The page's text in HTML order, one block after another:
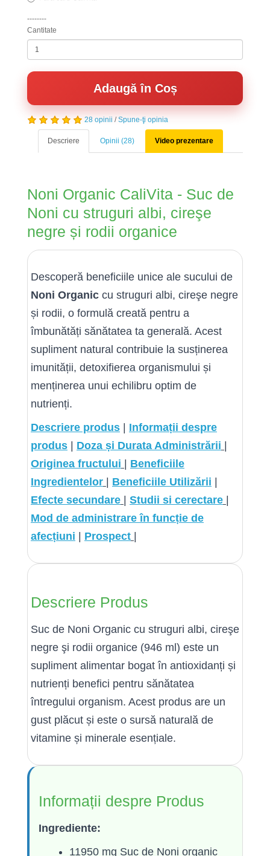
--------
Cantitate
Adaugă în Coș
28 opinii /Spune-ţi opinia
Descriere Opinii (28) Video prezentare
Noni Organic CaliVita - Suc de
Noni cu struguri albi, cireşe
negre și rodii organice
Descoperă beneficiile unice ale sucului de
Noni Organic cu struguri albi, cireşe negre
și rodii, o formulă creată pentru a
îmbunătăți sănătatea ta generală. Acest
supliment natural contribuie la susținerea
imunității, detoxifierea organismului și
menținerea unui echilibru optim de
nutrienți.
Descriere produs
Informații despre
produs
Doza și Durata Administrării
Originea fructului
Beneficiile
Ingredientelor
Beneficiile Utilizării
Efecte secundare
Studii si cerectare
Mod de administrare în funcție de
afecțiuni Prospect
Descriere Produs
Suc de Noni Organic cu struguri albi, cireşe
negre şi rodii organice (946 ml) este un
supliment alimentar bogat în antioxidanți și
nutrienți benefici pentru sănătatea
întregului organism. Acest produs are un
gust plăcut și este o sursă naturală de
vitamine și minerale esențiale.
Informații despre Produs
Ingrediente:
11950 mg Suc de Noni organic